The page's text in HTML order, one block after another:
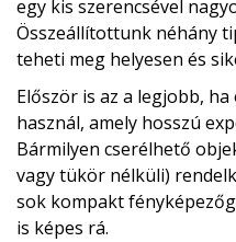
egy kis szerencsével
Összeállítottunk néhány
teheti meg helyesen és
Először is az a legjobb,
használ, amely hosszú
Bármilyen cserélhető
vagy tükör nélküli)
sok kompakt
is képes rá.